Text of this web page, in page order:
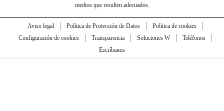
medios que resulten adecuados.
Aviso legal Política de Protección de Datos
Política de cookies
Configuración de cookies
Transparencia Soluciones W
Teléfonos
Escríbanos